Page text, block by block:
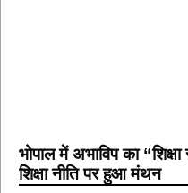
भोपाल में अभाविप का
शिक्षा नीति पर हुआ मंथन